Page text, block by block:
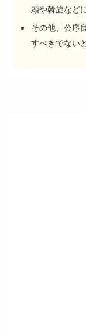
頼や斡旋など
その他、公序
すべきでない